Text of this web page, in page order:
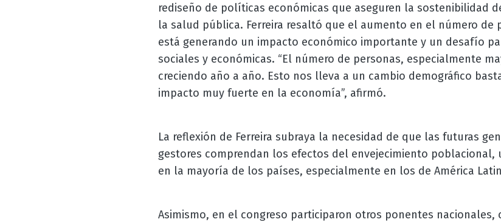
rediseño de políticas económicas que aseguren la sostenibilidad
la salud pública. Ferreira resaltó que el aumento en el número de
está generando un impacto económico importante y un desafío
sociales y económicas. “El número de personas, especialmente
creciendo año a año. Esto nos lleva a un cambio demográfico
impacto muy fuerte en la economía”, afirmó.
La reflexión de Ferreira subraya la necesidad de que las futuras
gestores comprendan los efectos del envejecimiento poblacional,
en la mayoría de los países, especialmente en los de América
Asimismo, en el congreso participaron otros ponentes nacionales,